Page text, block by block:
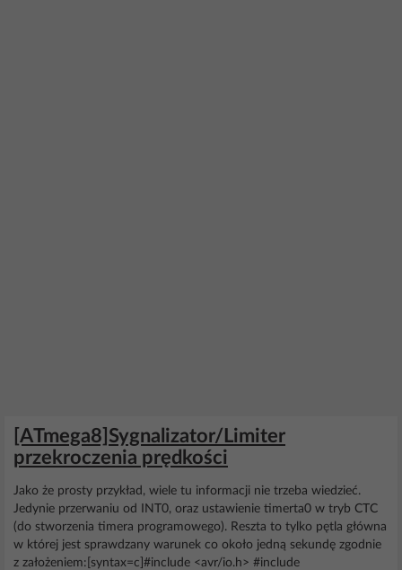
[ATmega8]Sygnalizator/Limiter
przekroczenia prędkości
Jako że prosty przykład, wiele tu informacji nie trzeba wiedzieć.
Jedynie przerwaniu od INT0, oraz ustawienie timerta0 w tryb CTC
(do stworzenia timera programowego). Reszta to tylko pętla główna
w której jest sprawdzany warunek co około jedną sekundę zgodnie
z założeniem:[syntax=c]#include <avr/io.h> #include